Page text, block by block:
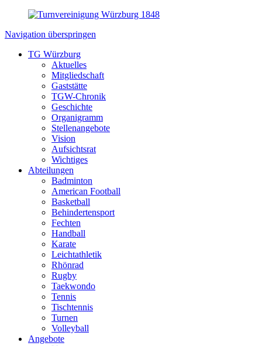
Navigation überspringen
TG Würzburg
Aktuelles
Mitgliedschaft
Gaststätte
TGW-Chronik
Geschichte
Organigramm
Stellenangebote
Vision
Aufsichtsrat
Wichtiges
Abteilungen
Badminton
American Football
Basketball
Behindertensport
Fechten
Handball
Karate
Leichtathletik
Rhönrad
Rugby
Taekwondo
Tennis
Tischtennis
Turnen
Volleyball
Angebote